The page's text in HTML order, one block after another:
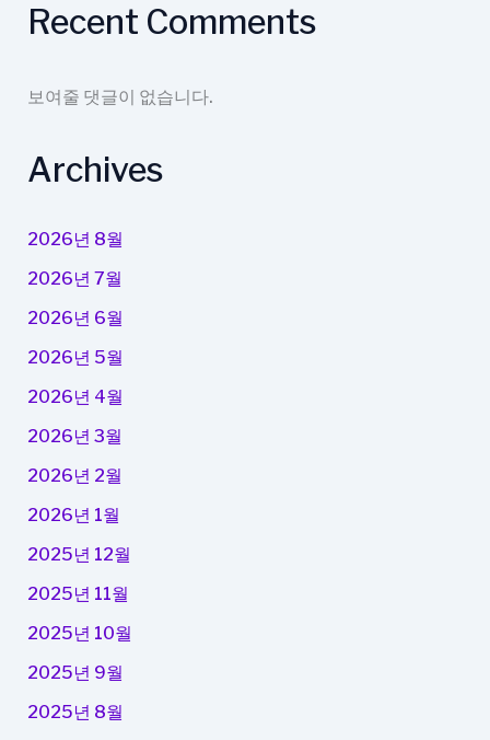
Recent Comments
보여줄 댓글이 없습니다.
Archives
2026년 8월
2026년 7월
2026년 6월
2026년 5월
2026년 4월
2026년 3월
2026년 2월
2026년 1월
2025년 12월
2025년 11월
2025년 10월
2025년 9월
2025년 8월